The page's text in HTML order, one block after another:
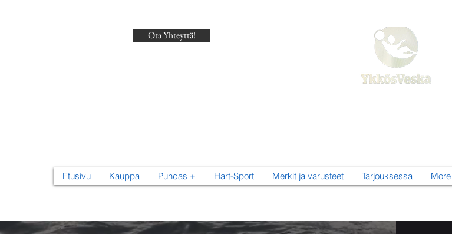
Ota Yhteyttä!
Etusivu Kauppa Puhdas + Hart-Sport Merkit ja varusteet Tarjouksessa More